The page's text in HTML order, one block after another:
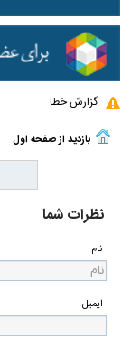
گزارش خطا
بازدید از صفحه اول
نظرات شما
نام
ایمیل